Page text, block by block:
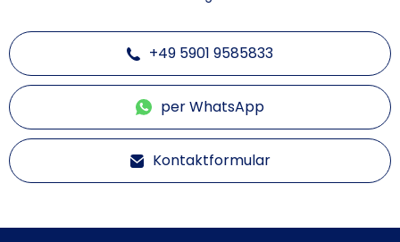
+49 5901 9585833
per WhatsApp
Kontaktformular